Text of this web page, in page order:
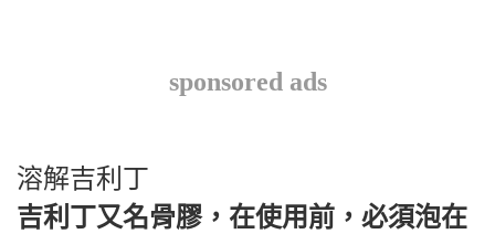
sponsored ads
溶解吉利丁
吉利丁又名骨膠，在使用前，必須泡在